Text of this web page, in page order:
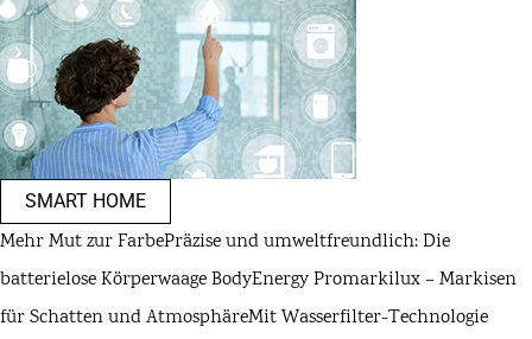
SMART HOME
Mehr Mut zur FarbePräzise und umweltfreundlich: Die
batterielose Körperwaage BodyEnergy Promarkilux – Markisen
für Schatten und AtmosphäreMit Wasserfilter-Technologie